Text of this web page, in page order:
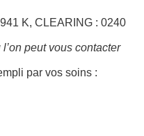
K, CLEARING : 0240
peut vous contacter
par vos soins :